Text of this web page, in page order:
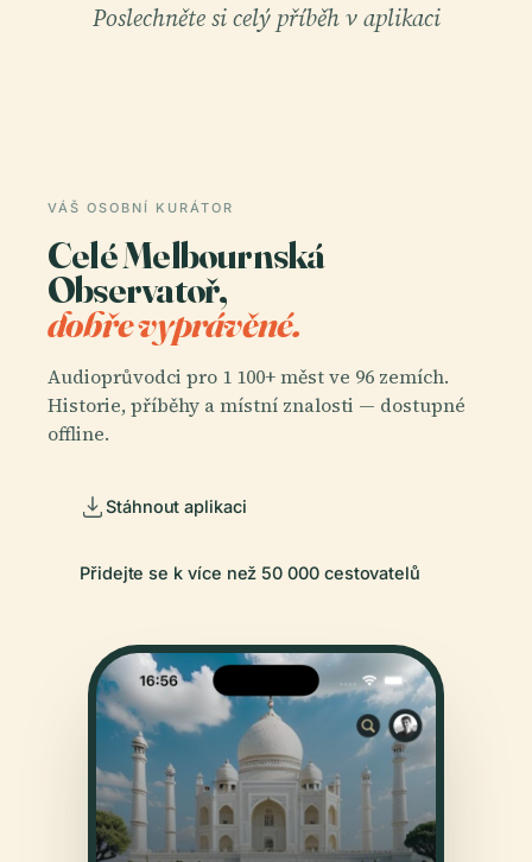
Poslechněte si celý příběh v aplikaci
VÁŠ OSOBNÍ KURÁTOR
Celé Melbournská
Observatoř,
dobře vyprávěné.
Audioprůvodci pro 1 100+ měst ve 96 zemích.
Historie, příběhy a místní znalosti — dostupné
offline.
Stáhnout aplikaci
Přidejte se k více než 50 000 cestovatelů